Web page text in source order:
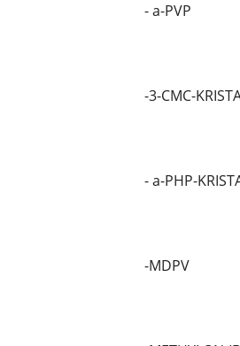
- a-PVP
-3-CMC-
- a-PHP-
-MDPV